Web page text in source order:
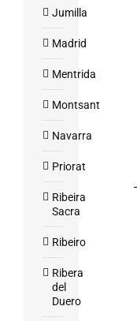
Jumilla
Madrid
Mentrida
Montsant
Navarra
Priorat
Ribeira
Sacra
Ribeiro
Ribera
del
Duero